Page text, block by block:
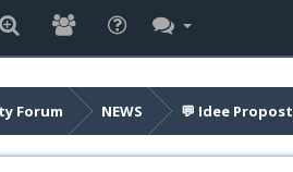
Forum NEWS 💬 Idee